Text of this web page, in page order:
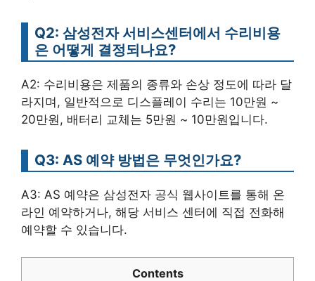
Q2: 삼성전자 서비스센터에서 수리비용
은 어떻게 결정되나요?
A2: 수리비용은 제품의 종류와 손상 정도에 따라 달
라지며, 일반적으로 디스플레이 수리는 10만원 ~
20만원, 배터리 교체는 5만원 ~ 10만원입니다.
Q3: AS 예약 방법은 무엇인가요?
A3: AS 예약은 삼성전자 공식 웹사이트를 통해 온
라인 예약하거나, 해당 서비스 센터에 직접 전화해
예약할 수 있습니다.
Contents